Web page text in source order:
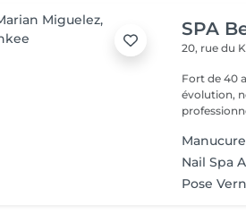
SPA
20, rue du
Fort de 40
évolution,
Nail Spa
Pose